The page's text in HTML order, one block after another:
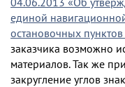
единой
остановочных
заказчика возможно
материалов. Так же
закругление углов